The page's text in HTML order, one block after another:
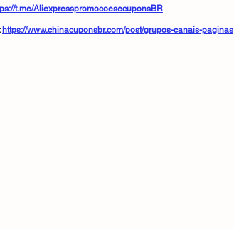
t.me/AliexpresspromocoesecuponsBR
https://www.chinacuponsbr.com/post/grupos-canais-paginas